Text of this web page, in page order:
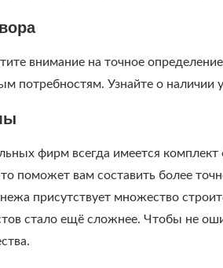
внимание на точное
потребностям. Узнайте о наличии
фирм всегда имеется
поможет вам составить более
присутствует множество
стало ещё сложнее. Чтобы не